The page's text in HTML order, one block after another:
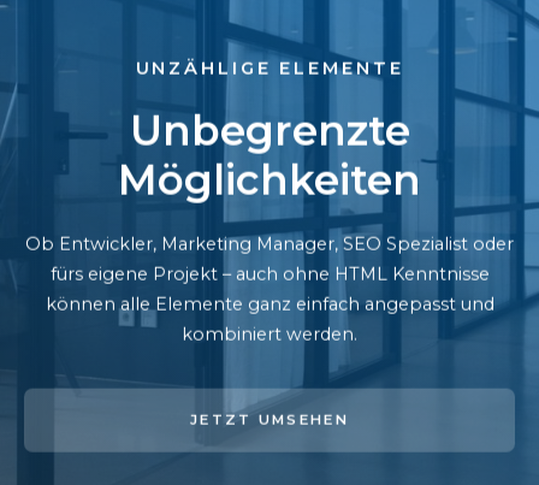
UNZÄHLIGE ELEMENTE
Unbegrenzte
Möglichkeiten
Ob Entwickler, Marketing Manager, SEO Spezialist oder
fürs eigene Projekt – auch ohne HTML Kenntnisse
können alle Elemente ganz einfach angepasst und
kombiniert werden.
JETZT UMSEHEN